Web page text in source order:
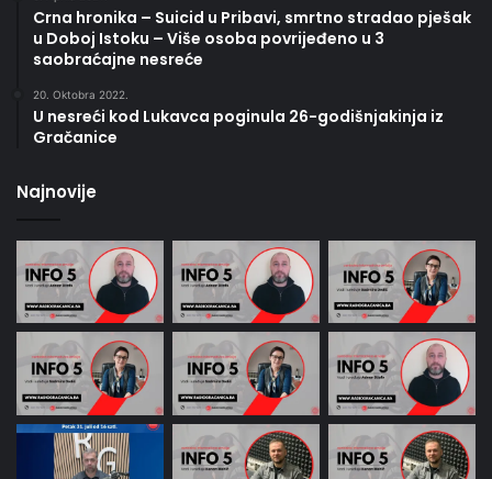
Crna hronika – Suicid u Pribavi, smrtno stradao pješak
u Doboj Istoku – Više osoba povrijeđeno u 3
saobraćajne nesreće
20. Oktobra 2022.
U nesreći kod Lukavca poginula 26-godišnjakinja iz
Gračanice
Najnovije